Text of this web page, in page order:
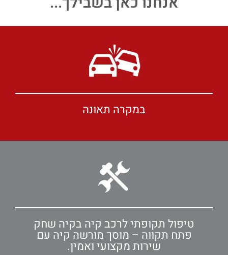
במקרה תאונה
טיפול תקופתי לרכב קיה בקיה שחק
פתח תקווה – מוסך מורשה קיה עם
שירות מקצועי ואמין.